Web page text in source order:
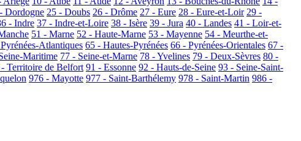
Dordogne 25 - Doubs 26 - Drôme 27 - Eure 28 - Eure-et-Loir 29 -
- Indre 37 - Indre-et-Loire 38 - Isère 39 - Jura 40 - Landes 41 - Loir-et-
51 - Marne 52 - Haute-Marne 53 - Mayenne 54 - Meurthe-et-
Atlantiques 65 - Hautes-Pyrénées 66 - Pyrénées-Orientales 67 -
Maritime 77 - Seine-et-Marne 78 - Yvelines 79 - Deux-Sèvres 80 -
Territoire de Belfort 91 - Essonne 92 - Hauts-de-Seine 93 - Seine-Saint-
976 - Mayotte 977 - Saint-Barthélemy 978 - Saint-Martin 986 -